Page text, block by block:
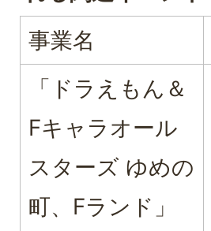
事業名
「ドラえもん＆
Fキャラオール
スターズ ゆめの
町、Fランド」